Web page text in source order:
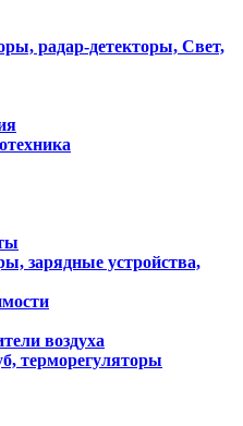
радар-детекторы, Свет,
зарядные устройства,
воздуха
терморегуляторы